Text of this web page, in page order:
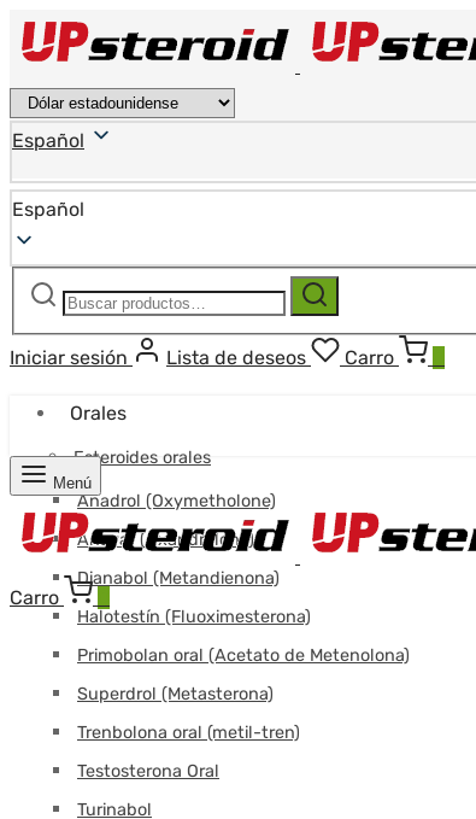
Español
Español
Buscar: Buscar
Iniciar sesión Lista de deseos Carro
Orales
Esteroides orales
Anadrol (Oxymetholone)
Anavar (Oxandrolona)
Dianabol (Metandienona)
Halotestín (Fluoximesterona)
Primobolan oral (Acetato de Metenolona)
Superdrol (Metasterona)
Trenbolona oral (metil-tren)
Testosterona Oral
Turinabol
Menú
Carro